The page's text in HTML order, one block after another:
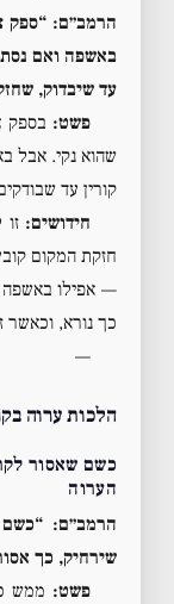
הרמב״ם: “ספק
באשפה ואם
עד שיבדוק,
פשט: בספק
שהוא נקי. אבל
קורין עד
חידושים:
חזקת המקום
— אפילו באשפה
כך נורא,
—
הלכות ערוה
כשם שאסור
הערוה
הרמב״ם: “כשם
שירחיק, כך
פשט: ממש